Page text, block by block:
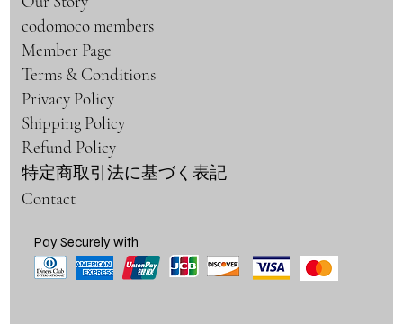
codomoco members
Member Page
Terms & Conditions
Privacy Policy
Shipping Policy
Refund Policy
特定商取引法に基づく表記
Contact
Pay Securely with